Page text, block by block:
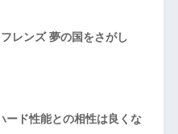
レンズ 夢の国をさがし
ード性能との相性は良くな